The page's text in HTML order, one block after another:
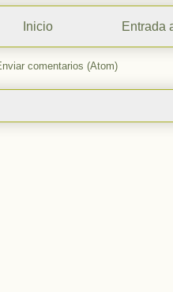
Entrada
Inicio
comentarios (Atom)